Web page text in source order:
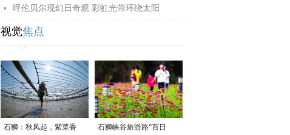
呼伦贝尔现幻日奇观 彩虹光带环绕太阳
视觉焦点
石狮：秋风起，紫菜香 石狮峡谷旅游路“百日